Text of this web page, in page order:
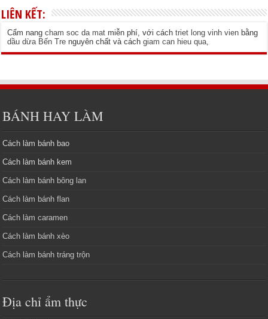
LIÊN KẾT:
Cẩm nangcham soc da mat miễn phí, với cáchtriet long vinh vien bằng
dầu dừa Bến Tre nguyên chất và cáchgiam can hieu qua
BÁNH HAY LÀM
Cách làm bánh bao
Cách làm bánh kem
Cách làm bánh bông lan
Cách làm bánh flan
Cách làm caramen
Cách làm bánh xèo
Cách làm bánh tráng trộn
Địa chỉ ẩm thực